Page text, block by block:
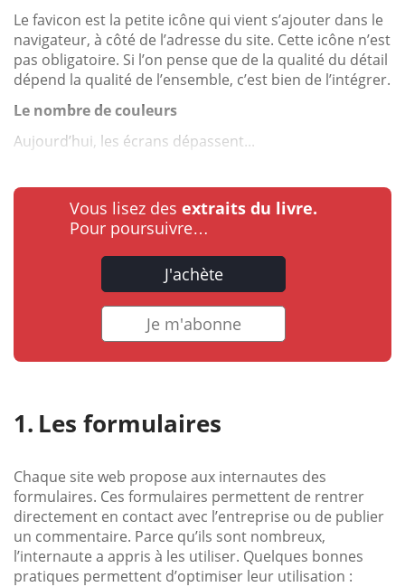
Le favicon est la petite icône qui vient s’ajouter dans le
navigateur, à côté de l’adresse du site. Cette icône n’est
pas obligatoire. Si l’on pense que de la qualité du détail
dépend la qualité de l’ensemble, c’est bien de l’intégrer.
Le nombre de couleurs
Aujourd’hui, les écrans dépassent...
Vous lisez des extraits du livre.
Pour poursuivre…
J'achète
Je m'abonne
Les formulaires
Chaque site web propose aux internautes des
formulaires. Ces formulaires permettent de rentrer
directement en contact avec l’entreprise ou de publier
un commentaire. Parce qu’ils sont nombreux,
l’internaute a appris à les utiliser. Quelques bonnes
pratiques permettent d’optimiser leur utilisation :